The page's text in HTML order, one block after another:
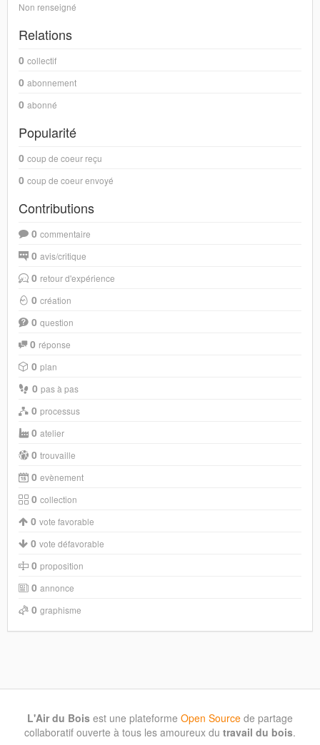
Non renseigné
Relations
0 collectif
0 abonnement
0 abonné
Popularité
0 coup de coeur reçu
0 coup de coeur envoyé
Contributions
0 commentaire
0 avis/critique
0 retour d'expérience
0 création
0 question
0 réponse
0 plan
0 pas à pas
0 processus
0 atelier
0 trouvaille
0 evènement
0 collection
0 vote favorable
0 vote défavorable
0 proposition
0 annonce
0 graphisme
L'Air du Bois est une plateforme Open Source de partage
collaboratif ouverte à tous les amoureux du travail du bois.